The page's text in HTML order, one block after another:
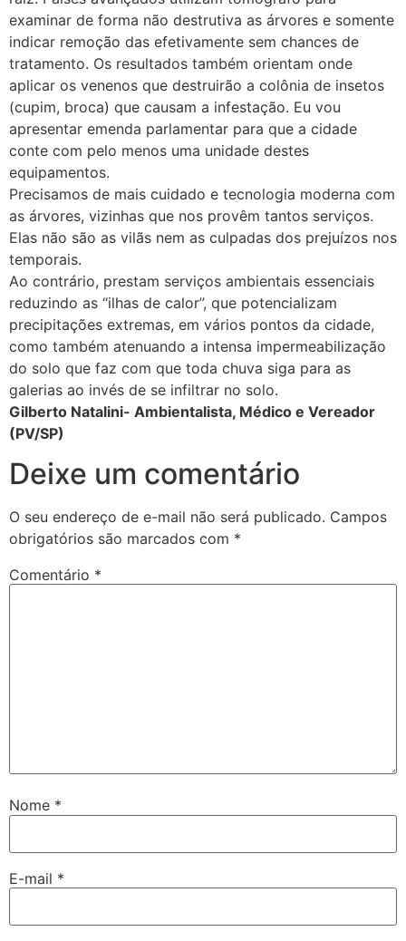
examinar de forma não destrutiva as árvores e somente
indicar remoção das efetivamente sem chances de
tratamento. Os resultados também orientam onde
aplicar os venenos que destruirão a colônia de insetos
(cupim, broca) que causam a infestação. Eu vou
apresentar emenda parlamentar para que a cidade
conte com pelo menos uma unidade destes
equipamentos.
Precisamos de mais cuidado e tecnologia moderna com
as árvores, vizinhas que nos provêm tantos serviços.
Elas não são as vilãs nem as culpadas dos prejuízos nos
temporais.
Ao contrário, prestam serviços ambientais essenciais
reduzindo as “ilhas de calor”, que potencializam
precipitações extremas, em vários pontos da cidade,
como também atenuando a intensa impermeabilização
do solo que faz com que toda chuva siga para as
galerias ao invés de se infiltrar no solo.
Gilberto Natalini- Ambientalista, Médico e Vereador
(PV/SP)
Deixe um comentário
O seu endereço de e-mail não será publicado. Campos
obrigatórios são marcados com *
Comentário *
Nome *
E-mail *